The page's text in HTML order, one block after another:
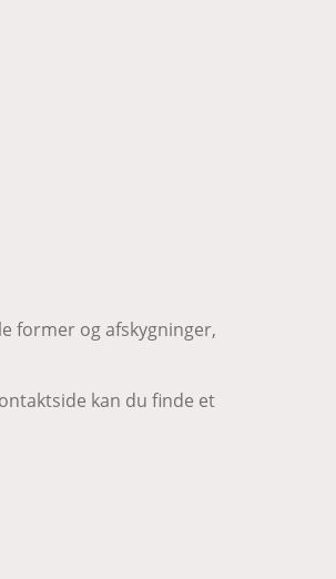
former og afskygninger,
kan du finde et